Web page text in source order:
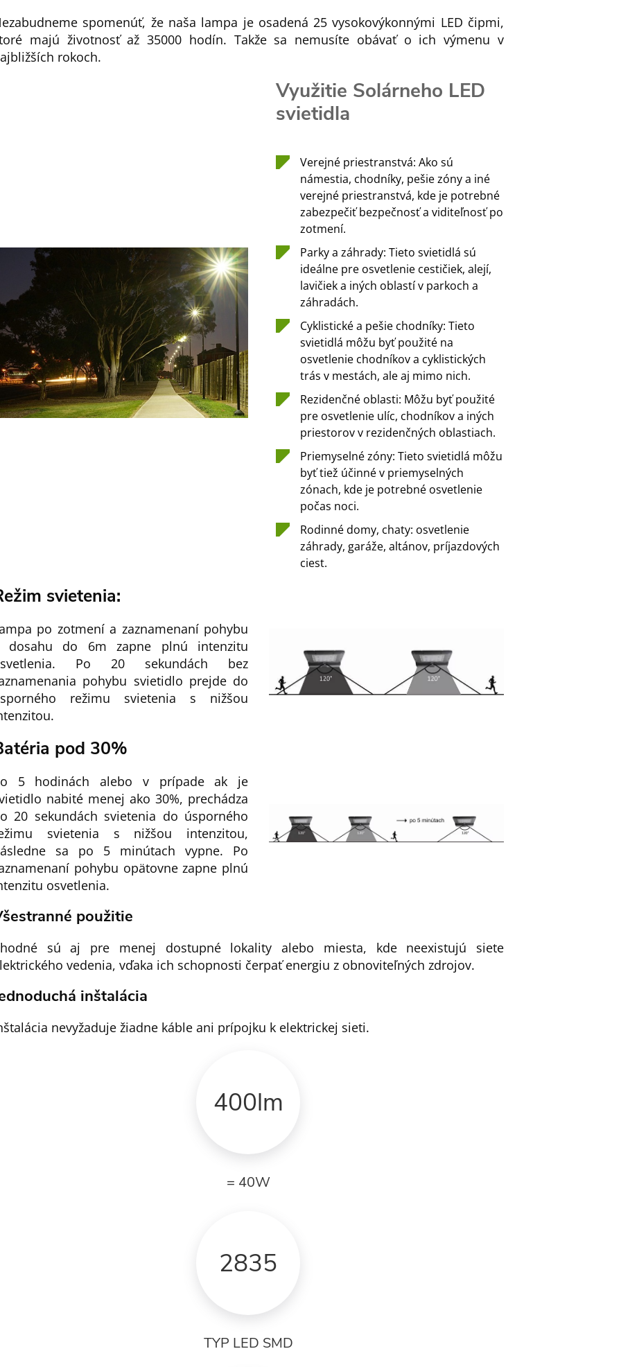
spomenúť, že naša lampa je osadená 25 vysokovýkonnými LED čipmi,
majú životnosť až 35000 hodín. Takže sa nemusíte obávať o ich výmenu v
rokoch.
Využitie Solárneho LED
svietidla
Verejné priestranstvá: Ako sú
námestia, chodníky, pešie zóny a iné
verejné priestranstvá, kde je potrebné
zabezpečiť bezpečnosť a viditeľnosť po
zotmení.
Parky a záhrady: Tieto svietidlá sú
ideálne pre osvetlenie cestičiek, alejí,
lavičiek a iných oblastí v parkoch a
záhradách.
Cyklistické a pešie chodníky: Tieto
svietidlá môžu byť použité na
osvetlenie chodníkov a cyklistických
trás v mestách, ale aj mimo nich.
Rezidenčné oblasti: Môžu byť použité
pre osvetlenie ulíc, chodníkov a iných
priestorov v rezidenčných oblastiach.
Priemyselné zóny: Tieto svietidlá môžu
byť tiež účinné v priemyselných
zónach, kde je potrebné osvetlenie
počas noci.
Rodinné domy, chaty: osvetlenie
záhrady, garáže, altánov, príjazdových
ciest.
svietenia:
po zotmení a zaznamenaní pohybu
dosahu do 6m zapne plnú intenzitu
Po 20 sekundách bez
pohybu svietidlo prejde do
režimu svietenia s nižšou
pod 30%
5 hodinách alebo v prípade ak je
nabité menej ako 30%, prechádza
20 sekundách svietenia do úsporného
svietenia s nižšou intenzitou,
sa po 5 minútach vypne. Po
pohybu opätovne zapne plnú
osvetlenia.
použitie
sú aj pre menej dostupné lokality alebo miesta, kde neexistujú siete
vedenia, vďaka ich schopnosti čerpať energiu z obnoviteľných zdrojov.
inštalácia
nevyžaduje žiadne káble ani prípojku k elektrickej sieti.
400lm
= 40W
2835
TYP LED SMD